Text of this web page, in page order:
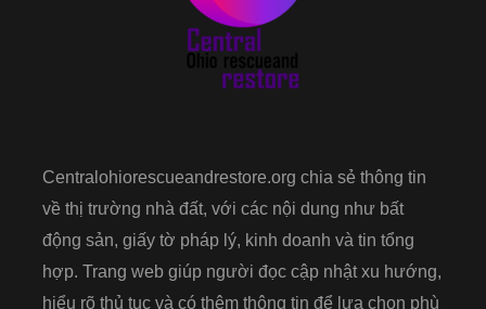
Centralohiorescueandrestore.org chia sẻ thông tin
về thị trường nhà đất, với các nội dung như bất
động sản, giấy tờ pháp lý, kinh doanh và tin tổng
hợp. Trang web giúp người đọc cập nhật xu hướng,
hiểu rõ thủ tục và có thêm thông tin để lựa chọn phù